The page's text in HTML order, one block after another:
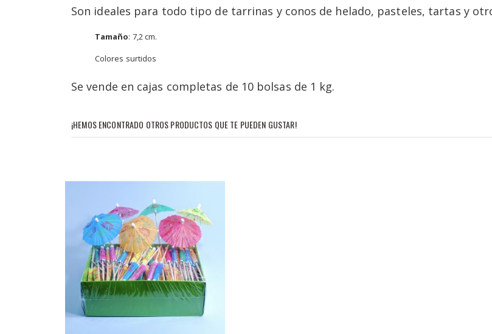
Son ideales para todo tipo de tarrinas y conos de helado, pasteles, tartas y
Tamaño: 7,2 cm.
Colores surtidos
Se vende en cajas completas de 10 bolsas de 1 kg.
¡HEMOS ENCONTRADO OTROS PRODUCTOS QUE TE PUEDEN GUSTAR!